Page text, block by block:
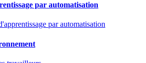
par automatisation
par automatisation